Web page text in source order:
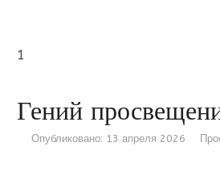
1
Гений
Опубликовано: 13 апреля 2026